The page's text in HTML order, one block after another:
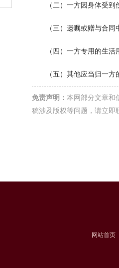
（二）一方因身体受到伤
（三）遗嘱或赠与合同中
（四）一方专用的生活
（五）其他应当归一方的
免责声明： 本网部分文章和
稿涉及版权等问题，请立即
网站首页